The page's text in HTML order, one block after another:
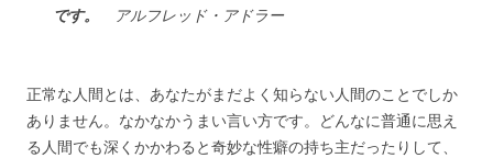
です。
アルフレッド・アドラー
正常な人間とは、あなたがまだよく知らない人間のことでしか
ありません。なかなかうまい言い方です。どんなに普通に思え
る人間でも深くかかわると奇妙な性癖の持ち主だったりして、